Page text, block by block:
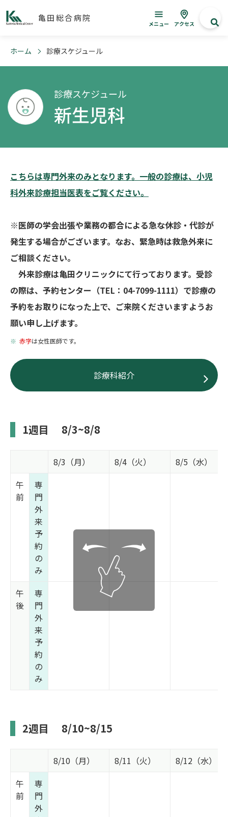
亀田総合病院
メニュー アクセス
ホーム 診療スケジュール
診療スケジュール
新生児科
こちらは専門外来のみとなります。一般の診療は、小児
科外来診療担当医表をご覧ください。
※医師の学会出張や業務の都合による急な休診・代診が
発生する場合がございます。なお、緊急時は救急外来に
ご相談ください。
外来診療は亀田クリニックにて行っております。受診
の際は、予約センター（TEL：04-7099-1111）で診療の
予約をお取りになった上で、ご来院くださいますようお
願い申し上げます。
赤字は女性医師です。
診療科紹介
1週目 8/3~8/8
8/3（月） 8/4（火）
8/5（水）
午
前
専
門
外
来
予
約
の
み
午
後
専
門
外
来
予
約
の
み
2週目 8/10~8/15
8/10（月） 8/11（火）
8/12（水）
午
前
専
門
外